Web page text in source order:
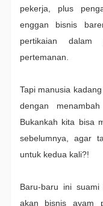
pekerja, plus
enggan bisnis
pertikaian dalam
pertemanan.
Tapi manusia
dengan
Bukankah kita bisa
sebelumnya, agar
untuk kedua kali?!
Baru-baru ini
akan bisnis ayam